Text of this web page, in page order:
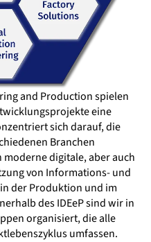
and Production spielen
eine
sich darauf, die
Branchen
digitale, aber auch
von Informations- und
der Produktion und im
des IDEeP sind wir in
organisiert, die alle
umfassen.